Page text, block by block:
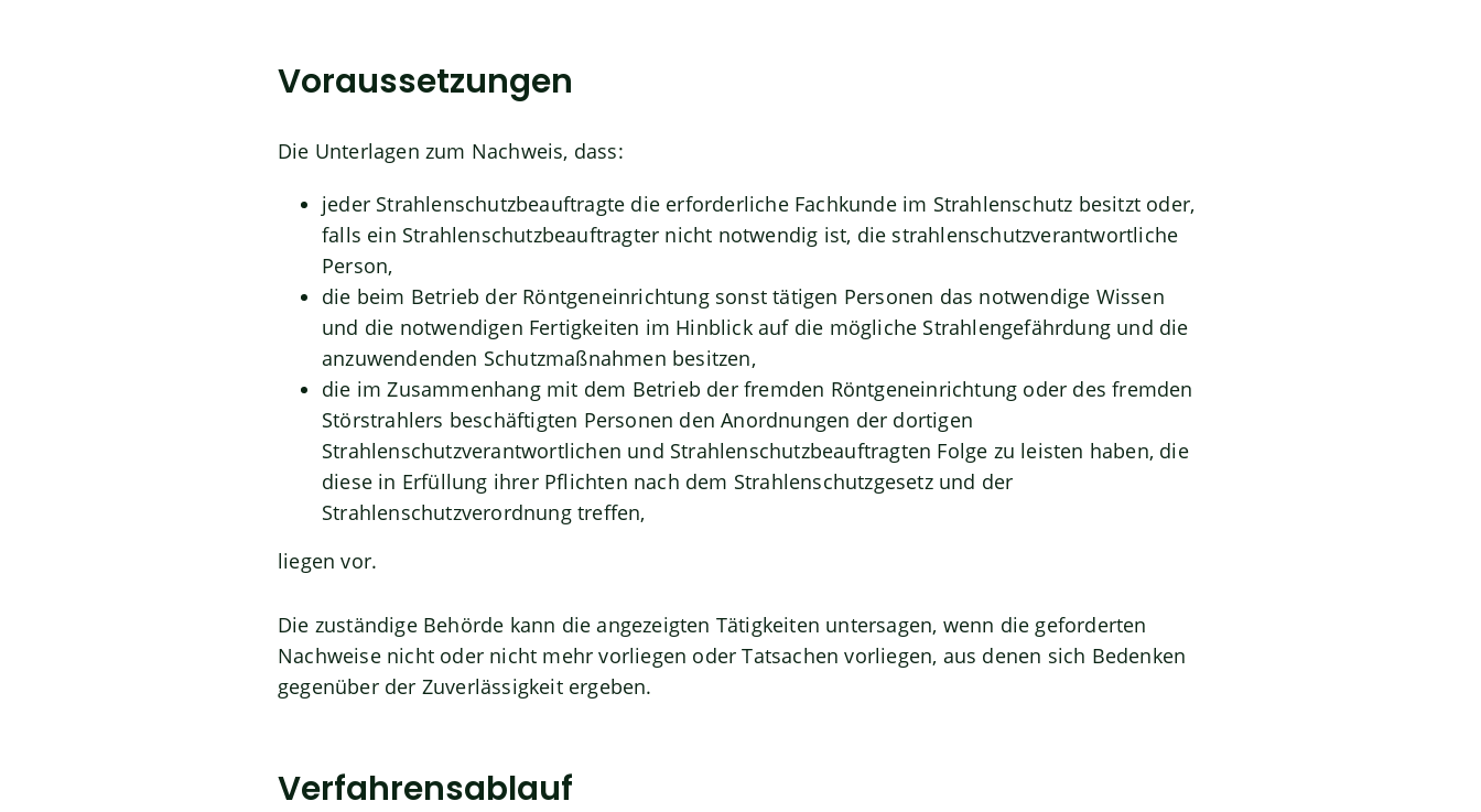
Voraussetzungen
Die Unterlagen zum Nachweis, dass:
jeder Strahlenschutzbeauftragte die erforderliche Fachkunde im Strahlenschutz besitzt oder,
falls ein Strahlenschutzbeauftragter nicht notwendig ist, die strahlenschutzverantwortliche
Person,
die beim Betrieb der Röntgeneinrichtung sonst tätigen Personen das notwendige Wissen
und die notwendigen Fertigkeiten im Hinblick auf die mögliche Strahlengefährdung und die
anzuwendenden Schutzmaßnahmen besitzen,
die im Zusammenhang mit dem Betrieb der fremden Röntgeneinrichtung oder des fremden
Störstrahlers beschäftigten Personen den Anordnungen der dortigen
Strahlenschutzverantwortlichen und Strahlenschutzbeauftragten Folge zu leisten haben, die
diese in Erfüllung ihrer Pflichten nach dem Strahlenschutzgesetz und der
Strahlenschutzverordnung treffen,
liegen vor.
Die zuständige Behörde kann die angezeigten Tätigkeiten untersagen, wenn die geforderten
Nachweise nicht oder nicht mehr vorliegen oder Tatsachen vorliegen, aus denen sich Bedenken
gegenüber der Zuverlässigkeit ergeben.
Verfahrensablauf